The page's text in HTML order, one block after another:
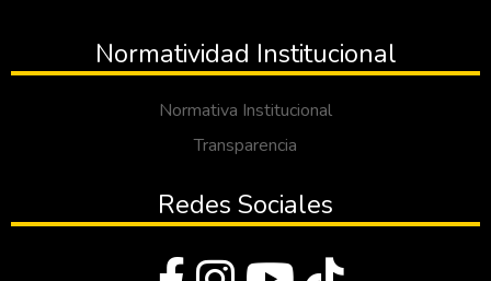
Normatividad Institucional
Normativa Institucional
Transparencia
Redes Sociales